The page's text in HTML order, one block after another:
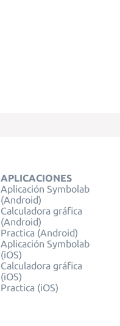
APLICACIONES
Aplicación Symbolab
(Android)
Calculadora gráfica
(Android)
Practica (Android)
Aplicación Symbolab
(iOS)
Calculadora gráfica
(iOS)
Practica (iOS)